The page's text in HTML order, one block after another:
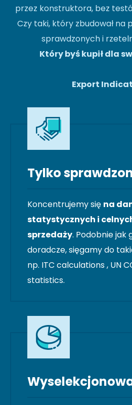
przez konstruktora, bez
Czy taki, który zbudował
sprawdzonych i
Który byś kupił dla
Export
Tylko
Koncentrujemy się na
statystycznych i
sprzedaży. Podobnie jak
doradcze, sięgamy do
np. ITC calculations , UN
statistics.